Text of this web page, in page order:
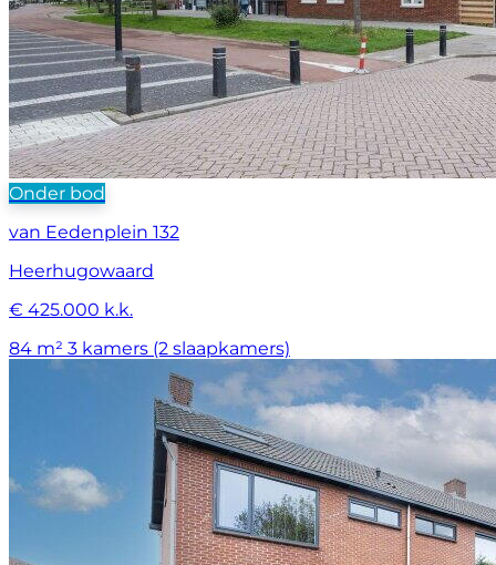
Onder bod
van Eedenplein 132
Heerhugowaard
€ 425.000 k.k.
84 m² 3 kamers (2 slaapkamers)